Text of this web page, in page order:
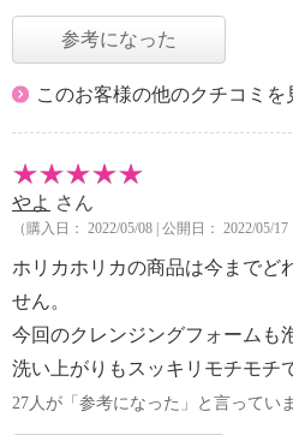
参考になった
このお客様の他のクチコミを
やよ さん
（購入日： 2022/05/08 | 公開日： 2022/05/17
ホリカホリカの商品は今までど
せん。
今回のクレンジングフォームも
洗い上がりもスッキリモチモチ
27人が「参考になった」と言ってい